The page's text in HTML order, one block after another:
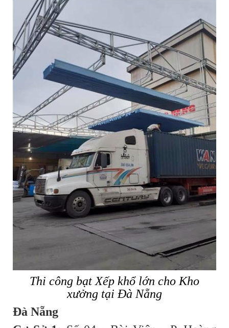
Thi công bạt Xếp khổ lớn cho Kho
xưởng tại Đà Nẵng
Đà Nẵng